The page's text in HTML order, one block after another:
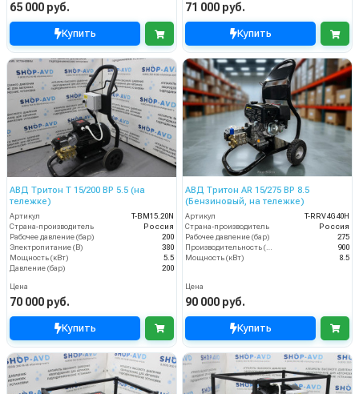
65 000 руб.
Купить
71 000 руб.
Купить
АВД Тритон T 15/200 BP 5.5 (на
тележке)
Артикул
T-BM15.20N
Страна-производитель
Россия
Рабочее давление (бар)
200
Электропитание (В)
380
Мощность (кВт)
5.5
Давление (бар)
200
Цена
70 000 руб.
Купить
АВД Тритон AR 15/275 ВР 8.5
(Бензиновый, на тележке)
Артикул
T-RRV4G40H
Страна-производитель
Россия
Рабочее давление (бар)
275
900
Мощность (кВт)
8.5
Цена
90 000 руб.
Купить